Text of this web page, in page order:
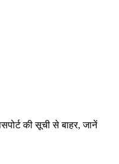
की सूची से बाहर, जानें